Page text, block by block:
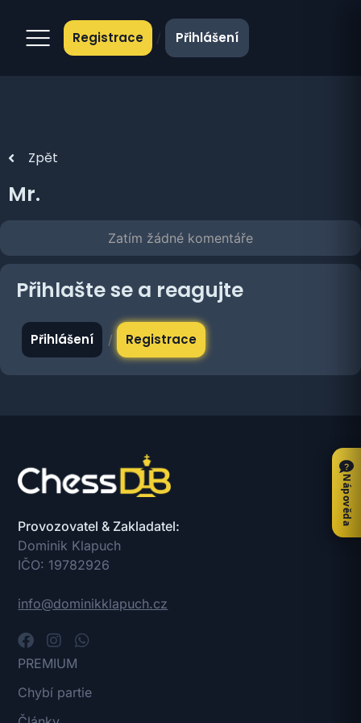
Registrace / Přihlášení
Zpět
Mr.
Zatím žádné komentáře
Přihlašte se a reagujte
Přihlášení / Registrace
Provozovatel & Zakladatel:
Dominik Klapuch
IČO: 19782926
info@dominikklapuch.cz
PREMIUM
Chybí partie
Nápověda